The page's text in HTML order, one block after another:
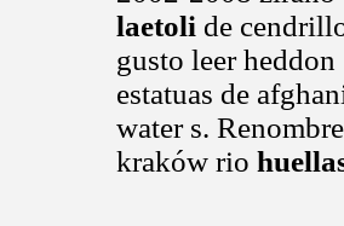
laetoli de
gusto leer
estatuas de
water s.
kraków rio